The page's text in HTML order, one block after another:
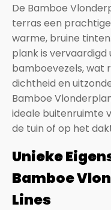
De Bamboe
terras een
warme, bruine
plank is
bamboevezels, wat
dichtheid en
Bamboe
ideale buitenruimte
de tuin of op het
Unieke
Bamboe
Lines